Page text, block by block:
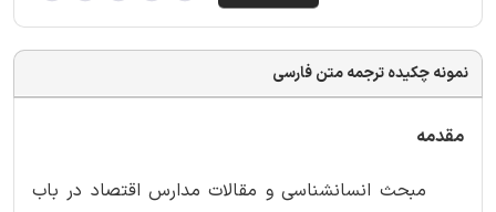
نمونه چکیده ترجمه متن فارسی
مقدمه
مبحث انسانشناسی و مقالات مدارس اقتصاد در باب